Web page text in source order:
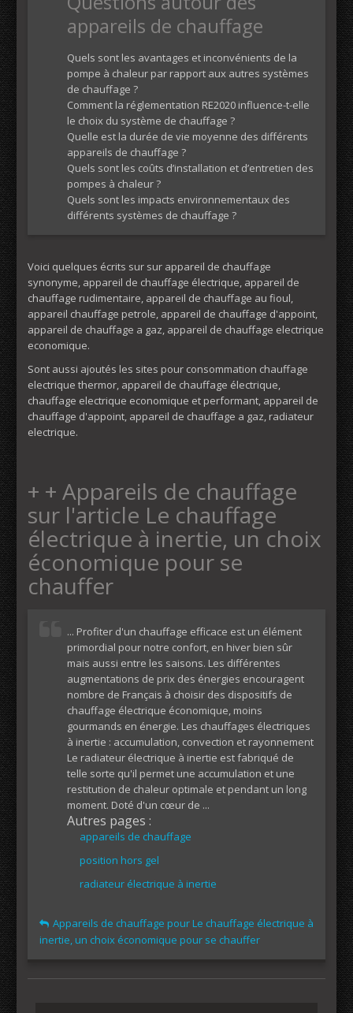
appareils de chauffage
Quels sont les avantages et inconvénients de la
pompe à chaleur par rapport aux autres systèmes
de chauffage ?
Comment la réglementation RE2020 influence-t-elle
le choix du système de chauffage ?
Quelle est la durée de vie moyenne des différents
appareils de chauffage ?
Quels sont les coûts d’installation et d’entretien des
pompes à chaleur ?
Quels sont les impacts environnementaux des
différents systèmes de chauffage ?
Voici quelques écrits sur sur appareil de chauffage
synonyme, appareil de chauffage électrique, appareil de
chauffage rudimentaire, appareil de chauffage au fioul,
appareil chauffage petrole, appareil de chauffage d'appoint,
appareil de chauffage a gaz, appareil de chauffage electrique
economique.
Sont aussi ajoutés les sites pour consommation chauffage
electrique thermor, appareil de chauffage électrique,
chauffage electrique economique et performant, appareil de
chauffage d'appoint, appareil de chauffage a gaz, radiateur
electrique.
+ + Appareils de chauffage
sur l'article Le chauffage
électrique à inertie, un choix
économique pour se
chauffer
... Profiter d'un chauffage efficace est un élément
primordial pour notre confort, en hiver bien sûr
mais aussi entre les saisons. Les différentes
augmentations de prix des énergies encouragent
nombre de Français à choisir des dispositifs de
chauffage électrique économique, moins
gourmands en énergie. Les chauffages électriques
à inertie : accumulation, convection et rayonnement
Le radiateur électrique à inertie est fabriqué de
telle sorte qu'il permet une accumulation et une
restitution de chaleur optimale et pendant un long
moment. Doté d'un cœur de ...
Autres pages :
appareils de chauffage
position hors gel
radiateur électrique à inertie
Appareils de chauffage pour Le chauffage électrique à
inertie, un choix économique pour se chauffer